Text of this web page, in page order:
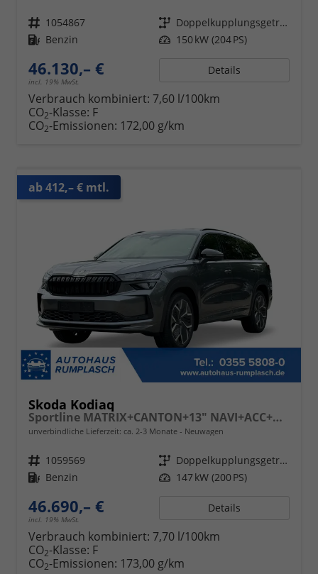
Fahrzeugnr. 1054867 Getriebe
Doppelkupplungsgetriebe (DSG)
Kraftstoff Benzin Leistung 150 kW (204 PS)
46.130,– €
incl. 19% MwSt.
Details
Verbrauch kombiniert: 7,60 l/100km
CO2-Klasse: F
CO2-Emissionen: 172,00 g/km
ab 412,– € mtl.
Skoda Kodiaq
Sportline MATRIX+CANTON+13" NAVI+ACC+KAMERA+EL. HECKKL.
unverbindliche Lieferzeit: ca. 2-3 Monate Neuwagen
Fahrzeugnr. 1059569 Getriebe
Doppelkupplungsgetriebe (DSG)
Kraftstoff Benzin Leistung 147 kW (200 PS)
46.690,– €
incl. 19% MwSt.
Details
Verbrauch kombiniert: 7,70 l/100km
CO2-Klasse: F
CO2-Emissionen: 173,00 g/km